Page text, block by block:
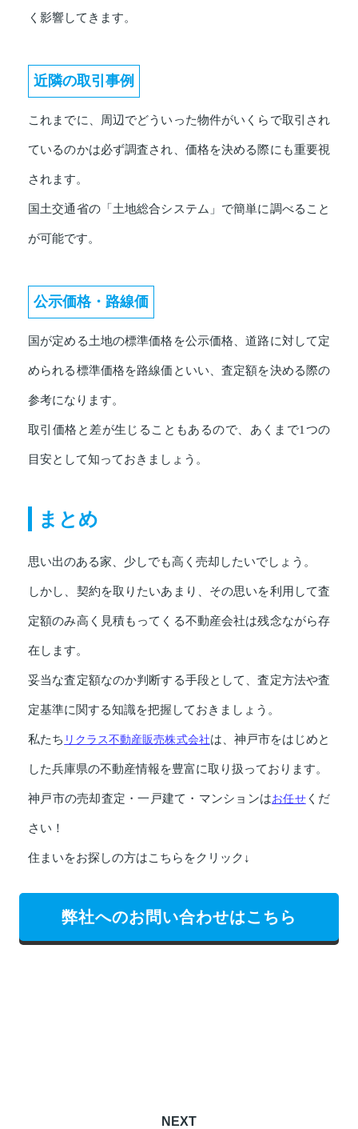
く影響してきます。
近隣の取引事例
これまでに、周辺でどういった物件がいくらで取引され
ているのかは必ず調査され、価格を決める際にも重要視
されます。
国土交通省の「土地総合システム」で簡単に調べること
が可能です。
公示価格・路線価
国が定める土地の標準価格を公示価格、道路に対して定
められる標準価格を路線価といい、査定額を決める際の
参考になります。
取引価格と差が生じることもあるので、あくまで1つの
目安として知っておきましょう。
まとめ
思い出のある家、少しでも高く売却したいでしょう。
しかし、契約を取りたいあまり、その思いを利用して査
定額のみ高く見積もってくる不動産会社は残念ながら存
在します。
妥当な査定額なのか判断する手段として、査定方法や査
定基準に関する知識を把握しておきましょう。
私たち リクラス不動産販売株式会社は、神戸市をはじめと
した兵庫県の不動産情報を豊富に取り扱っております。
神戸市の売却査定・一戸建て・マンションはお任せくだ
さい！
住まいをお探しの方はこちらをクリック↓
弊社へのお問い合わせはこちら
NEXT